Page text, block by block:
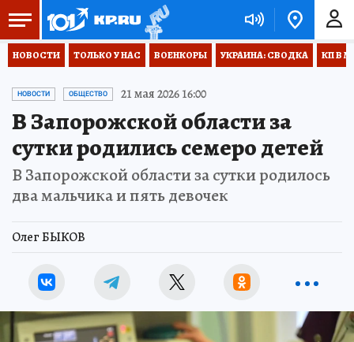
НОВОСТИ ТОЛЬКО У НАС ВОЕНКОРЫ УКРАИНА: СВОДКА КП В
НОВОСТИ ОБЩЕСТВО 21 мая 2026 16:00
В Запорожской области за
сутки родились семеро детей
В Запорожской области за сутки родилось
два мальчика и пять девочек
Олег БЫКОВ